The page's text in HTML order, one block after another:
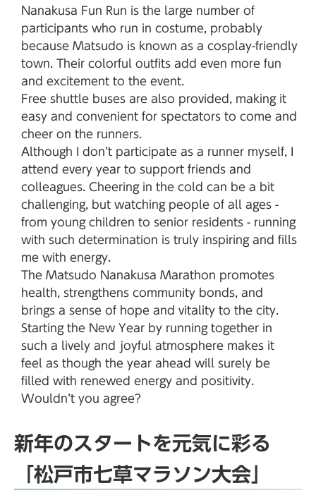
Nanakusa Fun Run is the large number of
participants who run in costume, probably
because Matsudo is known as a cosplay-friendly
town. Their colorful outfits add even more fun
and excitement to the event.
Free shuttle buses are also provided, making it
easy and convenient for spectators to come and
cheer on the runners.
Although I don’t participate as a runner myself, I
attend every year to support friends and
colleagues. Cheering in the cold can be a bit
challenging, but watching people of all ages -
from young children to senior residents - running
with such determination is truly inspiring and fills
me with energy.
The Matsudo Nanakusa Marathon promotes
health, strengthens community bonds, and
brings a sense of hope and vitality to the city.
Starting the New Year by running together in
such a lively and joyful atmosphere makes it
feel as though the year ahead will surely be
filled with renewed energy and positivity.
Wouldn’t you agree?
新年のスタートを元気に彩る
「松戸市七草マラソン大会」